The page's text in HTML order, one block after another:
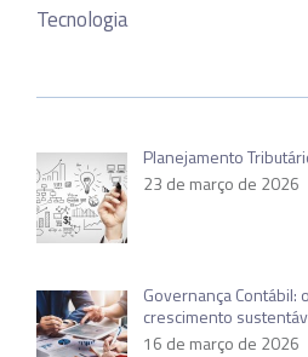
Tecnologia
Planejamento
23 de março de 2026
Governança Contábil:
crescimento
16 de março de 2026